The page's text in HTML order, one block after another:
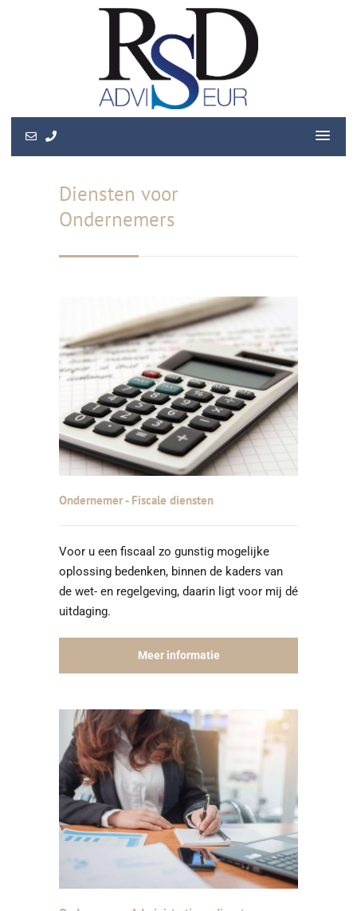
Diensten voor
Ondernemers
Ondernemer - Fiscale diensten
Voor u een fiscaal zo gunstig mogelijke
oplossing bedenken, binnen de kaders van
de wet- en regelgeving, daarin ligt voor mij dé
uitdaging.
Meer informatie